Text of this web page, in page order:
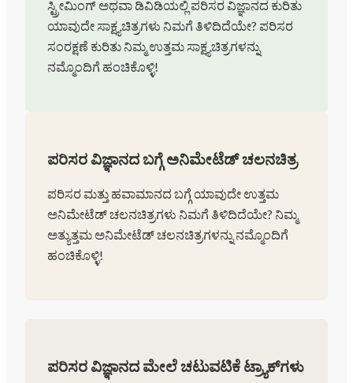
ಸ್ಟ್ರೀಮಿಂಗ್ ಅಥವಾ ಡಿವಿಡಿಯಲ್ಲಿ ಪರಿಸರ ವಿಜ್ಞಾನದ ಕುರಿತು
ಯಾವುದೇ ಸಾಕ್ಷ್ಯಚಿತ್ರಗಳು ನಿಮಗೆ ತಿಳಿದಿದೆಯೇ? ಪರಿಸರ
ಸಂರಕ್ಷಣೆ ಕುರಿತು ನಿಮ್ಮ ಉತ್ತಮ ಸಾಕ್ಷ್ಯಚಿತ್ರಗಳನ್ನು
ನಮ್ಮೊಂದಿಗೆ ಹಂಚಿಕೊಳ್ಳಿ!
ಪರಿಸರ ವಿಜ್ಞಾನದ ಬಗ್ಗೆ ಅನಿಮೇಟೆಡ್ ಚಲನಚಿತ್ರ
ಪರಿಸರ ಮತ್ತು ಹವಾಮಾನದ ಬಗ್ಗೆ ಯಾವುದೇ ಉತ್ತಮ
ಅನಿಮೇಟೆಡ್ ಚಲನಚಿತ್ರಗಳು ನಿಮಗೆ ತಿಳಿದಿದೆಯೇ? ನಿಮ್ಮ
ಅತ್ಯುತ್ತಮ ಅನಿಮೇಟೆಡ್ ಚಲನಚಿತ್ರಗಳನ್ನು ನಮ್ಮೊಂದಿಗೆ
ಹಂಚಿಕೊಳ್ಳಿ!
ಪರಿಸರ ವಿಜ್ಞಾನದ ಮೇಲೆ ಚಟುವಟಿಕೆ ಟ್ರ್ಯಾಕ್‌ಗಳು